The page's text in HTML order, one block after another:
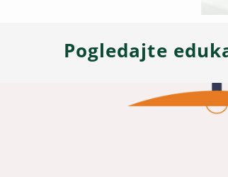
Pogledajte